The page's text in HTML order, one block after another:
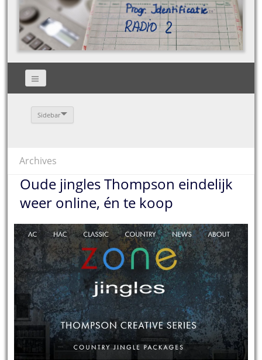
Sidebar
Archives
Oude jingles Thompson eindelijk
weer online, én te koop